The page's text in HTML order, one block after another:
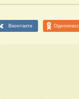
Вконтакте